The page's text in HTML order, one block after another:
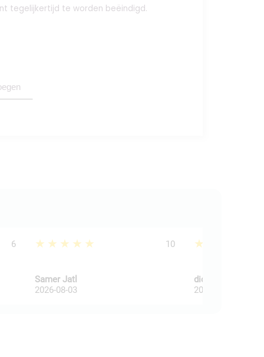
tegelijkertijd te worden beëindigd.
6 ★★★★★ 10
Samer Jatl
2026-08-03
★★★★★
dick dijkkamp
2026-08-03